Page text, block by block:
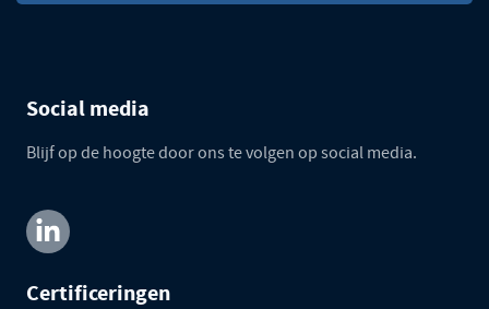
Social media
Blijf op de hoogte door ons te volgen op social media.
Certificeringen